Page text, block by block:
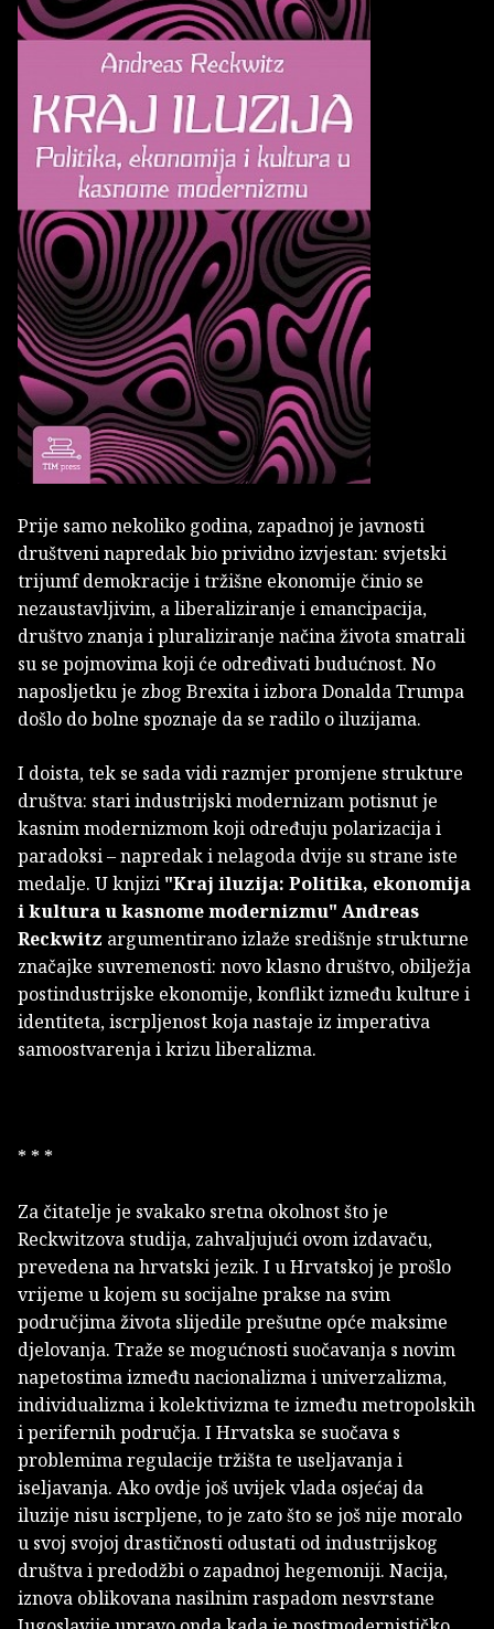
Prije samo nekoliko godina, zapadnoj je javnosti
društveni napredak bio prividno izvjestan: svjetski
trijumf demokracije i tržišne ekonomije činio se
nezaustavljivim, a liberaliziranje i emancipacija,
društvo znanja i pluraliziranje načina života smatrali
su se pojmovima koji će određivati budućnost. No
naposljetku je zbog Brexita i izbora Donalda Trumpa
došlo do bolne spoznaje da se radilo o iluzijama.
I doista, tek se sada vidi razmjer promjene strukture
društva: stari industrijski modernizam potisnut je
kasnim modernizmom koji određuju polarizacija i
paradoksi – napredak i nelagoda dvije su strane iste
medalje. U knjizi "Kraj iluzija: Politika, ekonomija
i kultura u kasnome modernizmu" Andreas
Reckwitz argumentirano izlaže središnje strukturne
značajke suvremenosti: novo klasno društvo, obilježja
postindustrijske ekonomije, konflikt između kulture i
identiteta, iscrpljenost koja nastaje iz imperativa
samoostvarenja i krizu liberalizma.
* * *
Za čitatelje je svakako sretna okolnost što je
Reckwitzova studija, zahvaljujući ovom izdavaču,
prevedena na hrvatski jezik. I u Hrvatskoj je prošlo
vrijeme u kojem su socijalne prakse na svim
područjima života slijedile prešutne opće maksime
djelovanja. Traže se mogućnosti suočavanja s novim
napetostima između nacionalizma i univerzalizma,
individualizma i kolektivizma te između metropolskih
i perifernih područja. I Hrvatska se suočava s
problemima regulacije tržišta te useljavanja i
iseljavanja. Ako ovdje još uvijek vlada osjećaj da
iluzije nisu iscrpljene, to je zato što se još nije moralo
u svoj svojoj drastičnosti odustati od industrijskog
društva i predodžbi o zapadnoj hegemoniji. Nacija,
iznova oblikovana nasilnim raspadom nesvrstane